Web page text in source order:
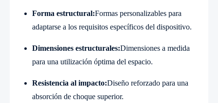
Forma estructural:Formas personalizables para
adaptarse a los requisitos específicos del dispositivo.
Dimensiones estructurales:Dimensiones a medida
para una utilización óptima del espacio.
Resistencia al impacto:Diseño reforzado para una
absorción de choque superior.